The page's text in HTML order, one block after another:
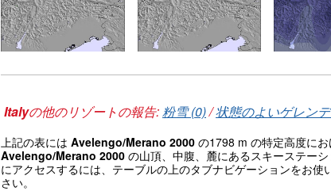
Italyの他のリゾートの報告:粉雪 (0)/状態のよいゲレン
上記の表には Avelengo/Merano 2000 の1798 m の特定高度に
Avelengo/Merano 2000 の山頂、中腹、麓にあるスキーステー
にアクセスするには、テーブルの上のタブナビゲーションをお使
さい。